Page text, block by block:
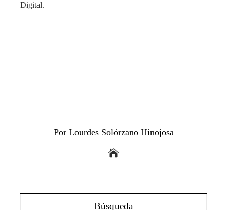
Digital.
Por Lourdes Solórzano Hinojosa
Búsqueda